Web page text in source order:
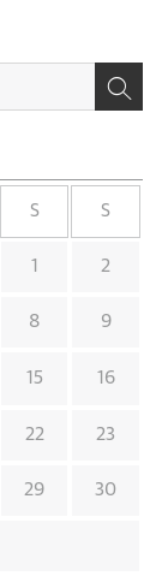
S S
1 2
8 9
15 16
22 23
29 30